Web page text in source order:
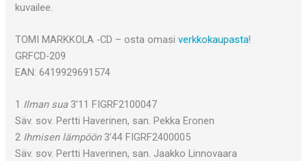
kuvailee.
TOMI MARKKOLA -CD – osta omasiverkkokaupasta!
GRFCD-209
EAN: 6419929691574
1 Ilman sua 3’11 FIGRF2100047
Säv. sov. Pertti Haverinen, san. Pekka Eronen
2 Ihmisen lämpöön3’44 FIGRF2400005
Säv. sov. Pertti Haverinen, san. Jaakko Linnovaara